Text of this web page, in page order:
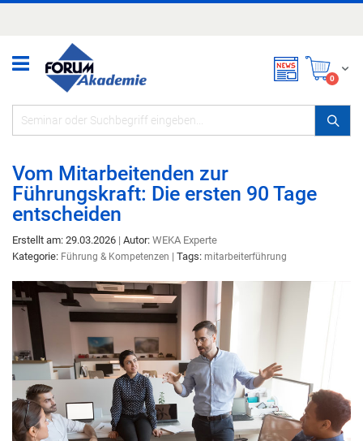
0items
Vom Mitarbeitenden zur
Führungskraft: Die ersten 90 Tage
entscheiden
Erstellt am: 29.03.2026 | Autor: WEKA Experte
Kategorie: Führung & Kompetenzen | Tags: mitarbeiterführung